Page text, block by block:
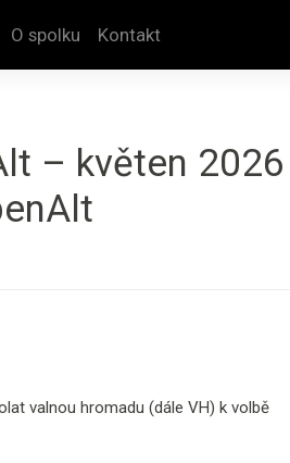
O spolku Kontakt
– květen 2026
valnou hromadu (dále VH) k volbě